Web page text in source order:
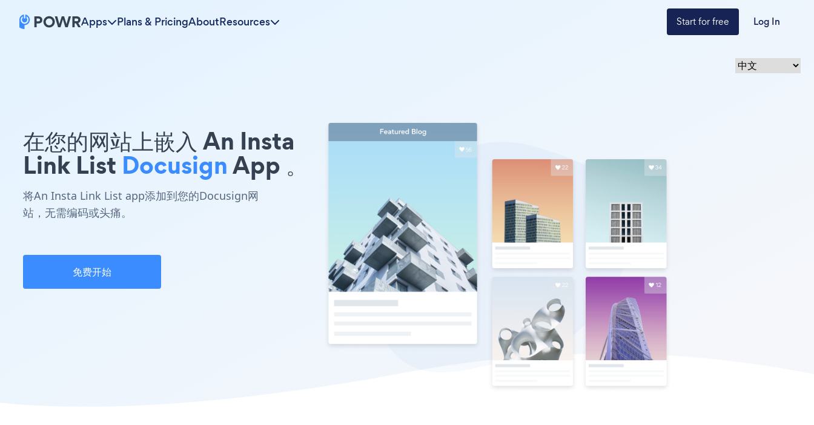
Apps Plans & PricingAboutResources Start for free Log In
在您的网站上嵌入 An Insta
Link List DocusignApp 。
将An Insta Link List app添加到您的Docusign网
站，无需编码或头痛。
免费开始